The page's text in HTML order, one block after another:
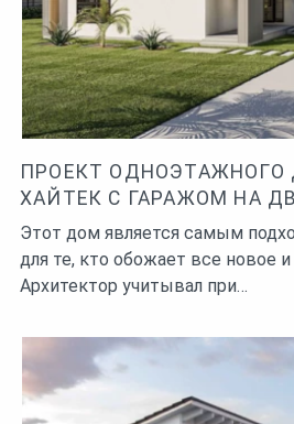
ПРОЕКТ ОДНОЭТАЖНОГО
ХАЙТЕК С ГАРАЖОМ НА
Этот дом является самым
для те, кто обожает все новое и
Архитектор учитывал при…